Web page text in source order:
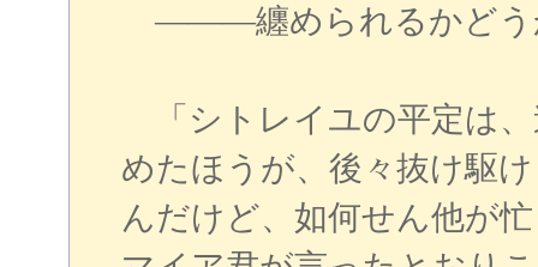
―――纏められるかどう
「シトレイユの平定は
めたほうが、後々抜け駆
んだけど、如何せん他が